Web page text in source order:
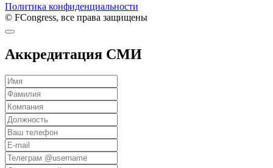
Политика конфиденциальности
© FCongress, все права защищены
Аккредитация СМИ